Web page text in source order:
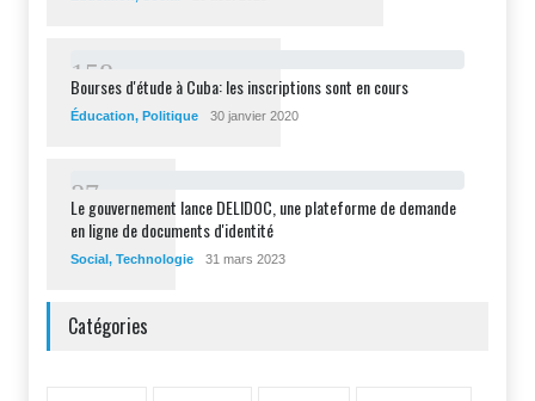
1 58
Bourses d'étude à Cuba: les inscriptions sont en cours
Éducation, Politique 30 janvier 2020
87
Le gouvernement lance DELIDOC, une plateforme de demande
en ligne de documents d'identité
Social , Technologie 31 mars 2023
Catégories